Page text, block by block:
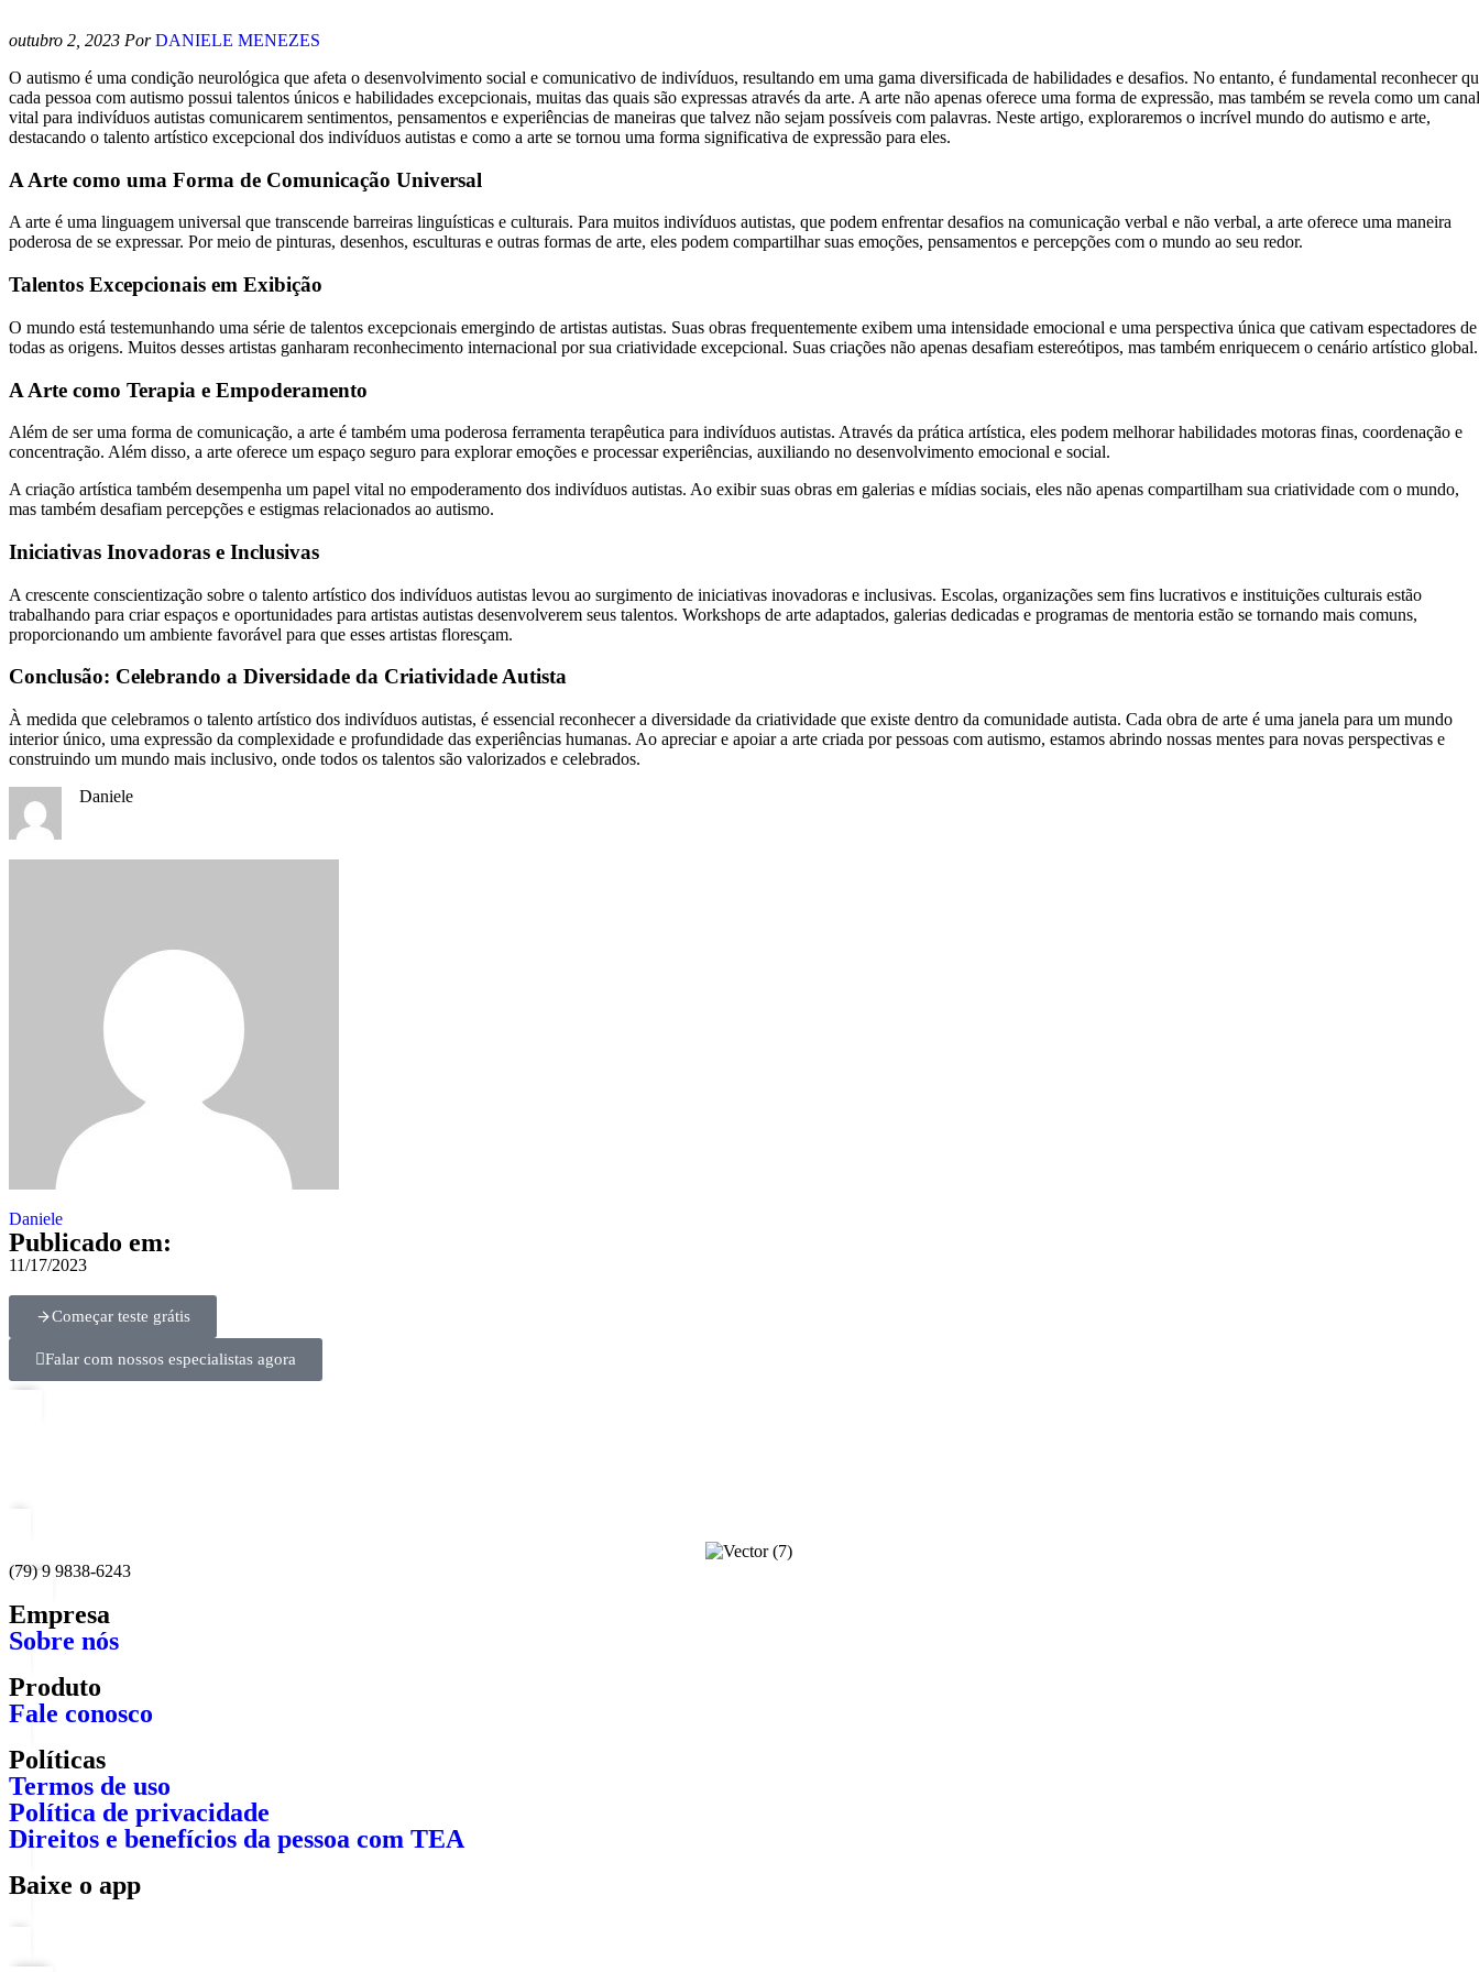
outubro 2, 2023 Por DANIELE MENEZES
O autismo é uma condição neurológica que afeta o desenvolvimento social e comunicativo de indivíduos, resultando em uma gama diversificada de habilidades e desafios. No entanto, é fundamental reconhecer
cada pessoa com autismo possui talentos únicos e habilidades excepcionais, muitas das quais são expressas através da arte. A arte não apenas oferece uma forma de expressão, mas também se revela como um canal
vital para indivíduos autistas comunicarem sentimentos, pensamentos e experiências de maneiras que talvez não sejam possíveis com palavras. Neste artigo, exploraremos o incrível mundo do autismo e arte,
destacando o talento artístico excepcional dos indivíduos autistas e como a arte se tornou uma forma significativa de expressão para eles.
A Arte como uma Forma de Comunicação Universal
A arte é uma linguagem universal que transcende barreiras linguísticas e culturais. Para muitos indivíduos autistas, que podem enfrentar desafios na comunicação verbal e não verbal, a arte oferece uma maneira
poderosa de se expressar. Por meio de pinturas, desenhos, esculturas e outras formas de arte, eles podem compartilhar suas emoções, pensamentos e percepções com o mundo ao seu redor.
Talentos Excepcionais em Exibição
O mundo está testemunhando uma série de talentos excepcionais emergindo de artistas autistas. Suas obras frequentemente exibem uma intensidade emocional e uma perspectiva única que cativam espectadores de
todas as origens. Muitos desses artistas ganharam reconhecimento internacional por sua criatividade excepcional. Suas criações não apenas desafiam estereótipos, mas também enriquecem o cenário artístico global.
A Arte como Terapia e Empoderamento
Além de ser uma forma de comunicação, a arte é também uma poderosa ferramenta terapêutica para indivíduos autistas. Através da prática artística, eles podem melhorar habilidades motoras finas, coordenação e
concentração. Além disso, a arte oferece um espaço seguro para explorar emoções e processar experiências, auxiliando no desenvolvimento emocional e social.
A criação artística também desempenha um papel vital no empoderamento dos indivíduos autistas. Ao exibir suas obras em galerias e mídias sociais, eles não apenas compartilham sua criatividade com o mundo,
mas também desafiam percepções e estigmas relacionados ao autismo.
Iniciativas Inovadoras e Inclusivas
A crescente conscientização sobre o talento artístico dos indivíduos autistas levou ao surgimento de iniciativas inovadoras e inclusivas. Escolas, organizações sem fins lucrativos e instituições culturais estão
trabalhando para criar espaços e oportunidades para artistas autistas desenvolverem seus talentos. Workshops de arte adaptados, galerias dedicadas e programas de mentoria estão se tornando mais comuns,
proporcionando um ambiente favorável para que esses artistas floresçam.
Conclusão: Celebrando a Diversidade da Criatividade Autista
À medida que celebramos o talento artístico dos indivíduos autistas, é essencial reconhecer a diversidade da criatividade que existe dentro da comunidade autista. Cada obra de arte é uma janela para um mundo
interior único, uma expressão da complexidade e profundidade das experiências humanas. Ao apreciar e apoiar a arte criada por pessoas com autismo, estamos abrindo nossas mentes para novas perspectivas e
construindo um mundo mais inclusivo, onde todos os talentos são valorizados e celebrados.
Daniele
Daniele
Publicado em:
11/17/2023
Começar teste grátis
Falar com nossos especialistas agora
(79) 9 9838-6243
Empresa
Sobre nós
Produto
Fale conosco
Políticas
Termos de uso
Política de privacidade
Direitos e benefícios da pessoa com TEA
Baixe o app